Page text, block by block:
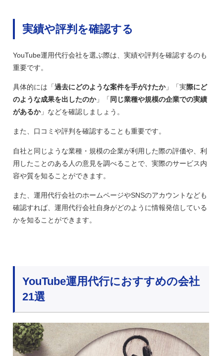
実績や評判を確認する
YouTube運用代行会社を選ぶ際は、実績や評判を確認するのも
重要です。
具体的には「過去にどのような案件を手がけたか」「実際にど
のような成果を出したのか」「 同じ業種や規模の企業での実績
があるか」などを確認しましょう。
また、口コミや評判を確認することも重要です。
自社と同じような業種・規模の企業が利用した際の評価や、利
用したことのある人の意見を調べることで、実際のサービス内
容や質を知ることができます。
また、運用代行会社のホームページやSNSのアカウントなども
確認すれば、運用代行会社自身がどのように情報発信している
かを知ることができます。
YouTube運用代行におすすめの会社
21選